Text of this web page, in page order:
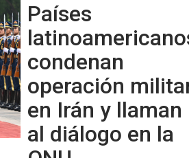
Países
condenan
operación
en Irán y llaman
al diálogo en la